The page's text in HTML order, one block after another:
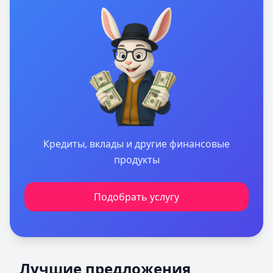
Кредиты, вклады и другие финансовые
продукты
Подобрать услугу
Лучшие предложения